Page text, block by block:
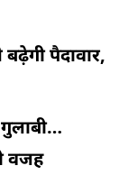
पैदावार,
वजह